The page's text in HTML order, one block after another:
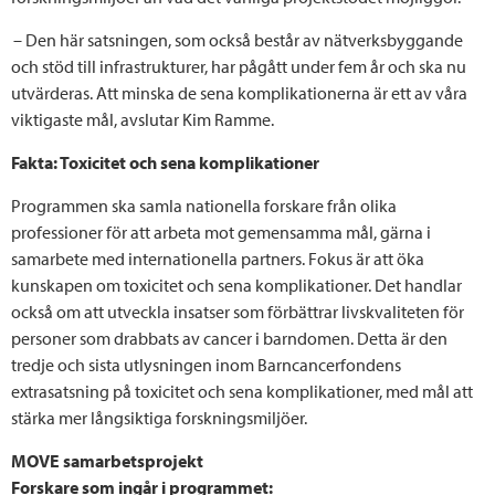
– Den här satsningen, som också består av nätverksbyggande
och stöd till infrastrukturer, har pågått under fem år och ska nu
utvärderas. Att minska de sena komplikationerna är ett av våra
viktigaste mål, avslutar Kim Ramme.
Fakta: Toxicitet och sena komplikationer
Programmen ska samla nationella forskare från olika
professioner för att arbeta mot gemensamma mål, gärna i
samarbete med internationella partners. Fokus är att öka
kunskapen om toxicitet och sena komplikationer. Det handlar
också om att utveckla insatser som förbättrar livskvaliteten för
personer som drabbats av cancer i barndomen. Detta är den
tredje och sista utlysningen inom Barncancerfondens
extrasatsning på toxicitet och sena komplikationer, med mål att
stärka mer långsiktiga forskningsmiljöer.
MOVE samarbetsprojekt
Forskare som ingår i programmet: